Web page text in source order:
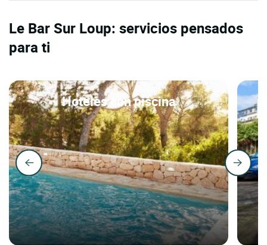
Le Bar Sur Loup: servicios pensados
para ti
Hoteles con piscina